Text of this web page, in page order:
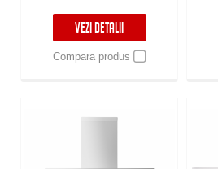
VEZI DETALII
Compara produs